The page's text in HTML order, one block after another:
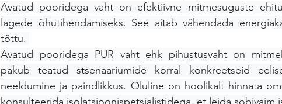
Avatud pooridega vaht on efektiivne mitmesuguste
lagede õhutihendamiseks. See aitab vähendada
tõttu.
Avatud pooridega PUR vaht ehk pihustusvaht on
pakub teatud stsenaariumide korral konkreetseid
neeldumine ja paindlikkus. Oluline on hoolikalt hinnata